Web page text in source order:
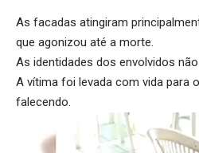
As facadas atingiram
que agonizou até a morte.
As identidades dos envolvidos
A vítima foi levada com vida para
falecendo.